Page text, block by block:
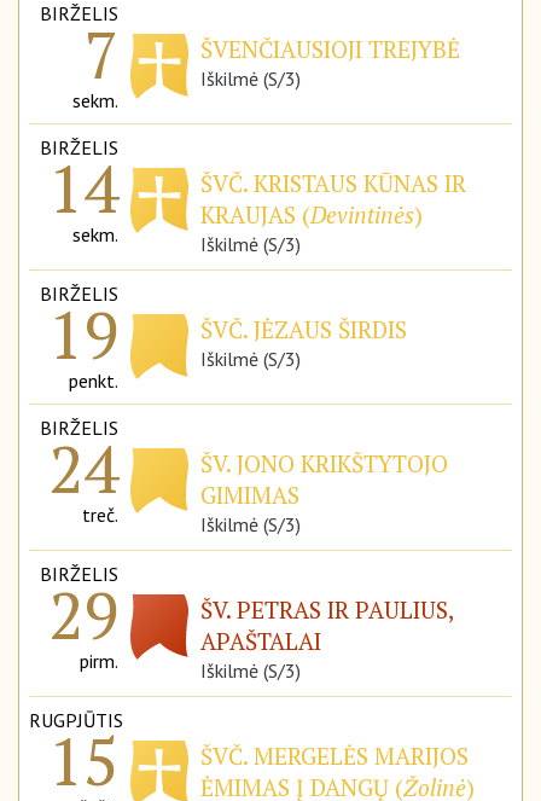
BIRŽELIS
7
sekm.
ŠVENČIAUSIOJI TREJYBĖ
Iškilmė (S/3)
BIRŽELIS
14
sekm.
ŠVČ. KRISTAUS KŪNAS IR
KRAUJAS (Devintinės)
Iškilmė (S/3)
BIRŽELIS
19
penkt.
ŠVČ. JĖZAUS ŠIRDIS
Iškilmė (S/3)
BIRŽELIS
24
treč.
ŠV. JONO KRIKŠTYTOJO
GIMIMAS
Iškilmė (S/3)
BIRŽELIS
29
pirm.
ŠV. PETRAS IR PAULIUS,
APAŠTALAI
Iškilmė (S/3)
RUGPJŪTIS
15
ŠVČ. MERGELĖS MARIJOS
ĖMIMAS Į DANGŲ (Žolinė)